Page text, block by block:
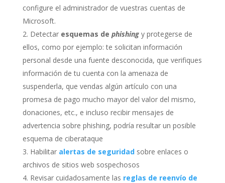
configure el administrador de vuestras cuentas de
Microsoft.
Detectar esquemas de phishingy protegerse de
ellos, como por ejemplo: te solicitan información
personal desde una fuente desconocida, que verifiques
información de tu cuenta con la amenaza de
suspenderla, que vendas algún artículo con una
promesa de pago mucho mayor del valor del mismo,
donaciones, etc., e incluso recibir mensajes de
advertencia sobre phishing, podría resultar un posible
esquema de ciberataque
Habilitar alertas de seguridadsobre enlaces o
archivos de sitios web sospechosos
Revisar cuidadosamente las reglas de reenvío de